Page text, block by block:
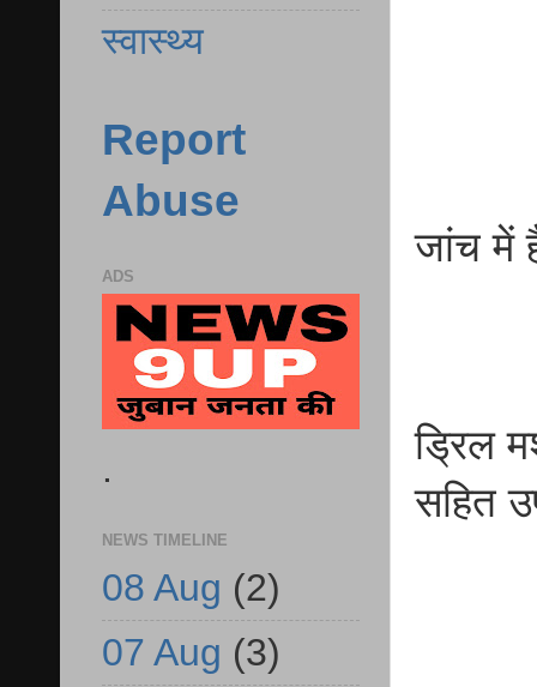
जांच में
ड्रिल
सहित
स्वास्थ्य
Report
Abuse
ADS
.
NEWS TIMELINE
08 Aug (2)
07 Aug (3)